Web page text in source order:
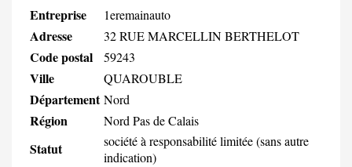
Entreprise 1eremainauto
Adresse 32 RUE MARCELLIN BERTHELOT
Code postal 59243
Ville QUAROUBLE
Département Nord
Région Nord Pas de Calais
Statut
société à responsabilité limitée (sans autre
indication)